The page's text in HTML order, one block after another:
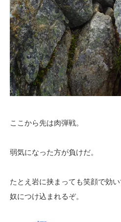
ここから先は肉弾戦。
弱気になった方が負けだ。
たとえ岩に挟まっても笑顔で効
奴につけ込まれるぞ。